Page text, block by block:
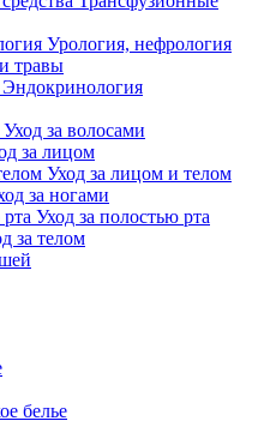
Урология, нефрология
травы
Эндокринология
Уход за волосами
за лицом
Уход за лицом и телом
за ногами
Уход за полостью рта
за телом
белье